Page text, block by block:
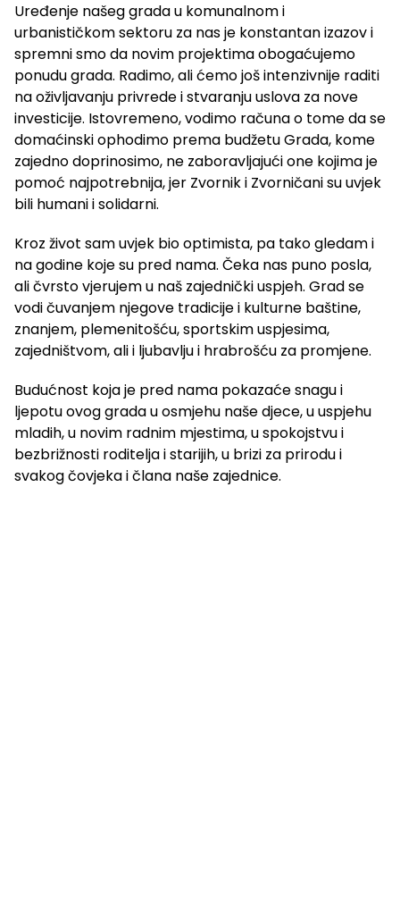
Uređenje našeg grada u komunalnom i
urbanističkom sektoru za nas je konstantan izazov i
spremni smo da novim projektima obogaćujemo
ponudu grada. Radimo, ali ćemo još intenzivnije raditi
na oživljavanju privrede i stvaranju uslova za nove
investicije. Istovremeno, vodimo računa o tome da se
domaćinski ophodimo prema budžetu Grada, kome
zajedno doprinosimo, ne zaboravljajući one kojima je
pomoć najpotrebnija, jer Zvornik i Zvorničani su uvjek
bili humani i solidarni.
Kroz život sam uvjek bio optimista, pa tako gledam i
na godine koje su pred nama. Čeka nas puno posla,
ali čvrsto vjerujem u naš zajednički uspjeh. Grad se
vodi čuvanjem njegove tradicije i kulturne baštine,
znanjem, plemenitošću, sportskim uspjesima,
zajedništvom, ali i ljubavlju i hrabrošću za promjene.
Budućnost koja je pred nama pokazaće snagu i
ljepotu ovog grada u osmjehu naše djece, u uspjehu
mladih, u novim radnim mjestima, u spokojstvu i
bezbrižnosti roditelja i starijih, u brizi za prirodu i
svakog čovjeka i člana naše zajednice.